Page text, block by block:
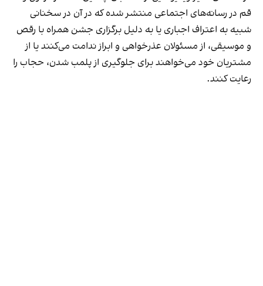
قم در رسانه‌های اجتماعی منتشر شده که در آن در سخنانی
شبیه به اعتراف اجباری یا به دلیل برگزاری جشن همراه با رقص
و موسیقی، از مسئولان عذرخواهی و ابراز ندامت می‌کنند یا از
مشتریان خود می‌خواهند برای جلوگیری از پلمب شدن، حجاب را
رعایت کنند.